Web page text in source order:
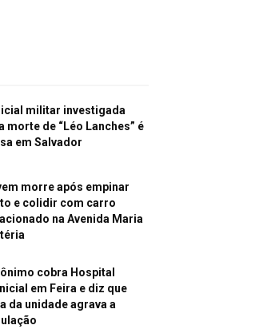
militar investigada
morte de “Léo Lanches” é
em Salvador
morre após empinar
e colidir com carro
na Avenida Maria
cobra Hospital
em Feira e diz que
da unidade agrava a